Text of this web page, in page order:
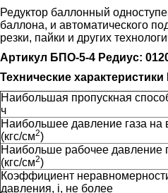
Редуктор баллонный
баллона, и автоматического
резки, пайки и других
Артикул БПО-5-4 Редиус:
Технические
Наибольшая пропускная
ч
Наибольшее давление газа на
(кгс/см2)
Наибольше рабочее давление
(кгс/см2)
Коэффициент
давления, i, не более